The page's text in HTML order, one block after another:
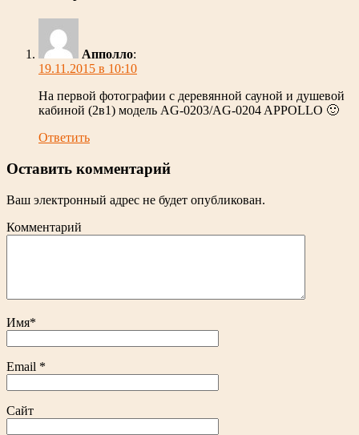
Апполло:
19.11.2015 в 10:10
На первой фотографии с деревянной сауной и душевой
кабиной (2в1) модель AG-0203/AG-0204 APPOLLO 🙂
Ответить
Оставить комментарий
Ваш электронный адрес не будет опубликован.
Комментарий
Имя*
Email *
Сайт